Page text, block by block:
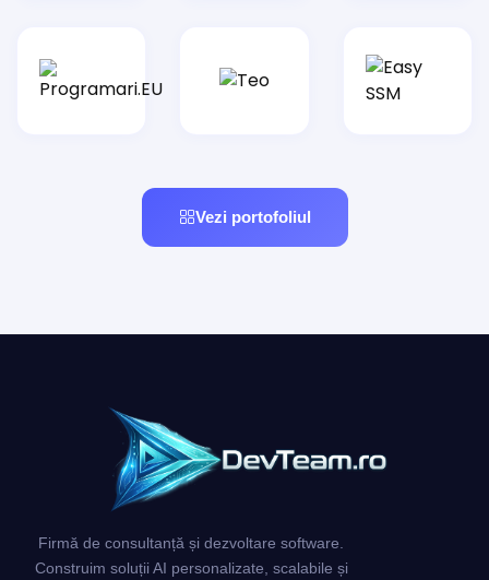
Vezi portofoliul
Firmă de consultanță și dezvoltare software.
Construim soluții AI personalizate, scalabile și